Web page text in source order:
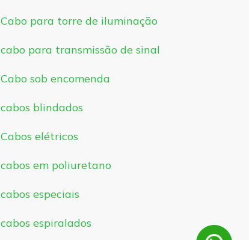
Cabo para torre de iluminação
cabo para transmissão de sinal
Cabo sob encomenda
cabos blindados
Cabos elétricos
cabos em poliuretano
cabos especiais
cabos espiralados